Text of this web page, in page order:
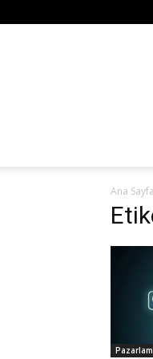
Ana Sayfa